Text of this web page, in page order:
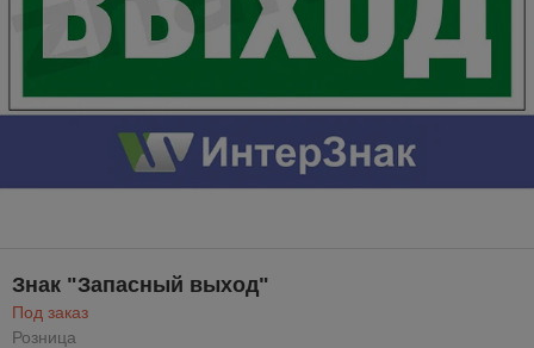
Знак "Запасный выход"
Под заказ
Розница